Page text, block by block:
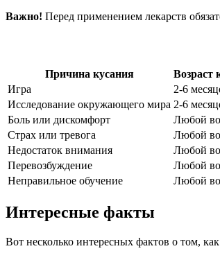
Важно! Перед применением лекарств
Причина кусания Возраст
Игра
2-6
Исследование окружающего мира 2-6
Боль или дискомфорт
Любой
Страх или тревога
Любой
Недостаток внимания
Любой
Перевозбуждение
Любой
Неправильное обучение
Любой
Интересные факты
Вот несколько интересных фактов о том,